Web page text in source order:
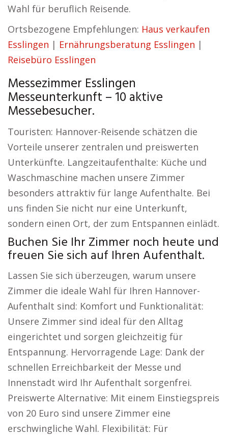
Wahl für beruflich Reisende.
Ortsbezogene Empfehlungen: Haus verkaufen
Esslingen | Ernährungsberatung Esslingen |
Reisebüro Esslingen
Messezimmer Esslingen
Messeunterkunft – 10 aktive
Messebesucher.
Touristen: Hannover-Reisende schätzen die
Vorteile unserer zentralen und preiswerten
Unterkünfte. Langzeitaufenthalte: Küche und
Waschmaschine machen unsere Zimmer
besonders attraktiv für lange Aufenthalte. Bei
uns finden Sie nicht nur eine Unterkunft,
sondern einen Ort, der zum Entspannen einlädt.
Buchen Sie Ihr Zimmer noch heute und
freuen Sie sich auf Ihren Aufenthalt.
Lassen Sie sich überzeugen, warum unsere
Zimmer die ideale Wahl für Ihren Hannover-
Aufenthalt sind: Komfort und Funktionalität:
Unsere Zimmer sind ideal für den Alltag
eingerichtet und sorgen gleichzeitig für
Entspannung. Hervorragende Lage: Dank der
schnellen Erreichbarkeit der Messe und
Innenstadt wird Ihr Aufenthalt sorgenfrei.
Preiswerte Alternative: Mit einem Einstiegspreis
von 20 Euro sind unsere Zimmer eine
erschwingliche Wahl. Flexibilität: Für